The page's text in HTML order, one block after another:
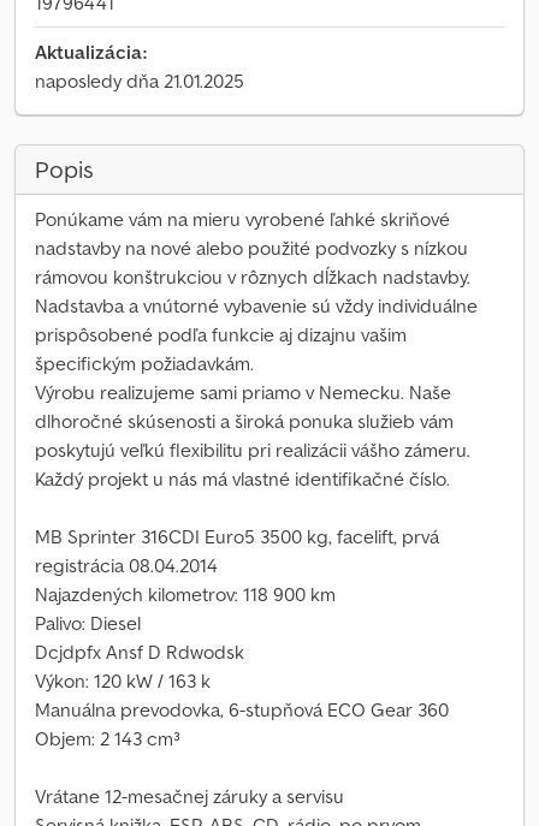
Aktualizácia:
naposledy dňa 21.01.2025
Popis
Ponúkame vám na mieru vyrobené ľahké skriňové
nadstavby na nové alebo použité podvozky s nízkou
rámovou konštrukciou v rôznych dĺžkach nadstavby.
Nadstavba a vnútorné vybavenie sú vždy individuálne
prispôsobené podľa funkcie aj dizajnu vašim
špecifickým požiadavkám.
Výrobu realizujeme sami priamo v Nemecku. Naše
dlhoročné skúsenosti a široká ponuka služieb vám
poskytujú veľkú flexibilitu pri realizácii vášho zámeru.
Každý projekt u nás má vlastné identifikačné číslo.
MB Sprinter 316CDI Euro5 3500 kg, facelift, prvá
registrácia 08.04.2014
Najazdených kilometrov: 118 900 km
Palivo: Diesel
Dcjdpfx Ansf D Rdwodsk
Výkon: 120 kW / 163 k
Manuálna prevodovka, 6-stupňová ECO Gear 360
Objem: 2 143 cm³
Vrátane 12-mesačnej záruky a servisu